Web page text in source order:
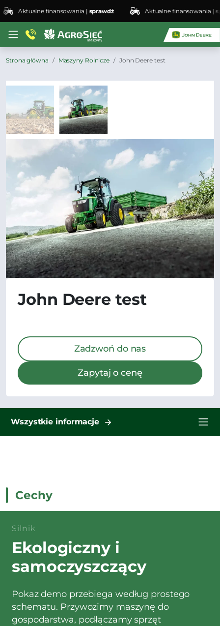
finansowania |sprawdź Aktualne finansowania |sprawdź
Strona główna Maszyny Rolnicze John Deere test
John Deere test
Zadzwoń do nas
Zapytaj o cenę
Wszystkie informacje
Cechy
Silnik
Ekologiczny i
samoczyszczący
Pokaz demo przebiega według prostego
schematu. Przywozimy maszynę do
gospodarstwa, podłączamy sprzęt